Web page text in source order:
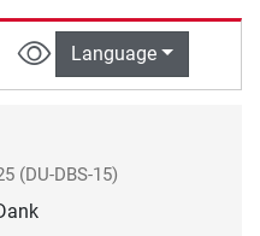
Language
(DU-DBS-15)